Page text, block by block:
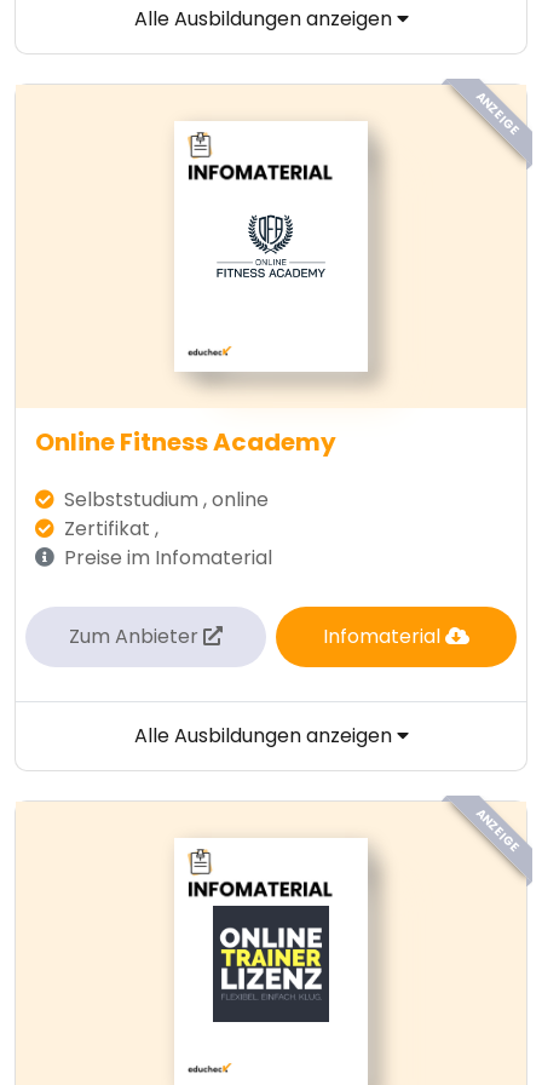
Alle Ausbildungen anzeigen
ANZEIGE
Online Fitness Academy
Selbststudium , online
Zertifikat ,
Preise im Infomaterial
Zum Anbieter Infomaterial
Alle Ausbildungen anzeigen
ANZEIGE